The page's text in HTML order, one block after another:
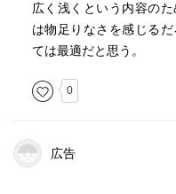
広く浅くという内容の
は物足りなさを感じる
ては最適だと思う。
0
広告